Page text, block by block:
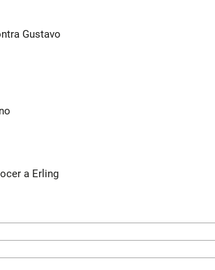
Gustavo
a Erling